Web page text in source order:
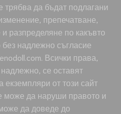
трябва да бъдат подлагани
препечатване,
разпределяне по какъвто
без надлежно съгласие
Всички права,
се оставят
екземпляри от този сайт
може да наруши правото и
да доведе до